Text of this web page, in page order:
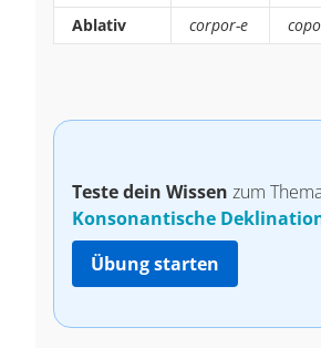
Ablativ
corpor-e
Teste dein Wissen zum
Konsonantische
Übung starten